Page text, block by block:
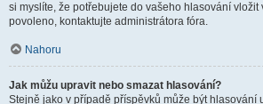
si myslíte, že potřebujete do vašeho hlasování vložit
povoleno, kontaktujte administrátora fóra.
Nahoru
Jak můžu upravit nebo smazat hlasování?
Stejně jako v případě příspěvků může být hlasování